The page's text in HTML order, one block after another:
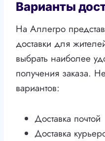
Варианты
На Аллегро
доставки для
выбрать наиболее
получения заказа.
вариантов:
Доставка почтой
Доставка